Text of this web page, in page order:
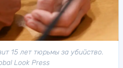
15 лет тюрьмы за убийство.
Look Press